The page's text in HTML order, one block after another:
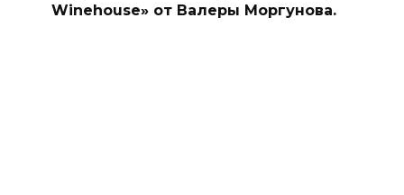
Winehouse» от Валеры Моргунова.